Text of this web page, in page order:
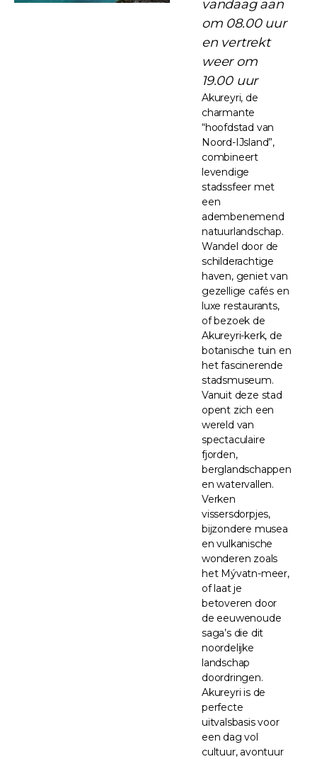
vandaag aan
om 08.00 uur
en vertrekt
weer om
19.00 uur
Akureyri, de
charmante
“hoofdstad van
Noord-IJsland”,
combineert
levendige
stadssfeer met
een
adembenemend
natuurlandschap.
Wandel door de
schilderachtige
haven, geniet van
gezellige cafés en
luxe restaurants,
of bezoek de
Akureyri-kerk, de
botanische tuin en
het fascinerende
stadsmuseum.
Vanuit deze stad
opent zich een
wereld van
spectaculaire
fjorden,
berglandschappen
en watervallen.
Verken
vissersdorpjes,
bijzondere musea
en vulkanische
wonderen zoals
het Mývatn-meer,
of laat je
betoveren door
de eeuwenoude
saga’s die dit
noordelijke
landschap
doordringen.
Akureyri is de
perfecte
uitvalsbasis voor
een dag vol
cultuur, avontuur